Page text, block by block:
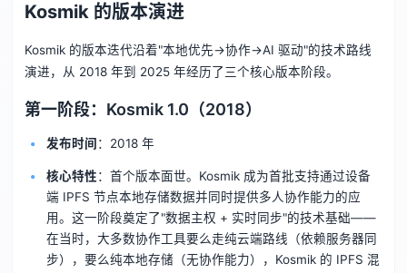
Kosmik 的版本演进
Kosmik 的版本迭代沿着"本地优先→协作→AI 驱动"的技术路线
演进，从 2018 年到 2025 年经历了三个核心版本阶段。
第一阶段：Kosmik 1.0（2018）
发布时间 ：2018 年
核心特性：首个版本面世。Kosmik 成为首批支持通过设备
端 IPFS 节点本地存储数据并同时提供多人协作能力的应
用。这一阶段奠定了"数据主权 + 实时同步"的技术基础——
在当时，大多数协作工具要么走纯云端路线（依赖服务器同
步），要么纯本地存储（无协作能力），Kosmik 的 IPFS 混